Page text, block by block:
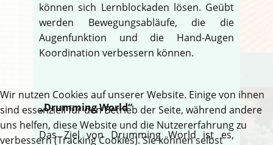
können sich Lernblockaden lösen. Geübt
werden Bewegungsabläufe, die die
Augenfunktion und die Hand-Augen
Koordination verbessern können.
„Drumming World“
Das Ziel von Drumming World ist es,
Wir nutzen Cookies auf unserer Website. Einige von ihnen
sind essenziell für den Betrieb der Seite, während andere
uns helfen, diese Website und die Nutzererfahrung zu
verbessern (Tracking Cookies). Sie können selbst